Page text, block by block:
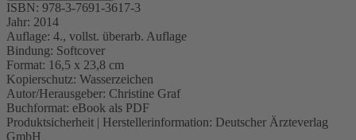
ISBN: 978-3-7691-3617-3
Jahr: 2014
Auflage: 4., vollst. überarb. Auflage
Bindung: Softcover
Format: 16,5 x 23,8 cm
Kopierschutz: Wasserzeichen
Autor/Herausgeber: Christine Graf
Buchformat: eBook als PDF
Produktsicherheit | Herstellerinformation: Deutscher Ärzteverlag
GmbH